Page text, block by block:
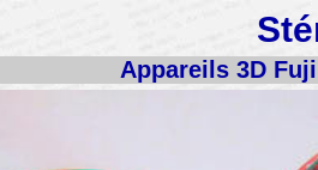
Appareils 3D